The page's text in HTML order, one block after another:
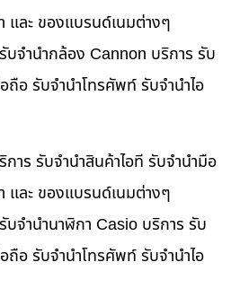
และ ของแบรนด์เนมต่างๆ
จำนำกล้อง Cannon บริการ รับ
ถือ รับจำนำโทรศัพท์ รับจำนำไอ
าร รับจำนำสินค้าไอที รับจำนำมือ
และ ของแบรนด์เนมต่างๆ
จำนำนาฬิกา Casio บริการ รับ
ถือ รับจำนำโทรศัพท์ รับจำนำไอ